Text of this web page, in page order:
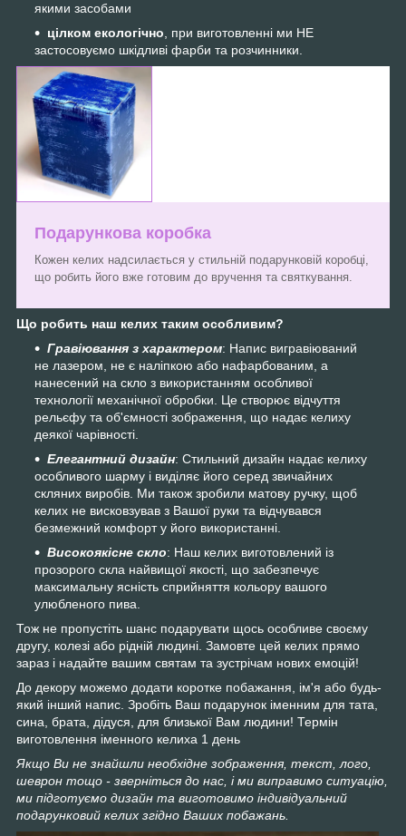
якими засобами
цілком екологічно, при виготовленні ми НЕ
застосовуємо шкідливі фарби та розчинники.
Подарункова коробка
Кожен келих надсилається у стильній подарунковій коробці,
що робить його вже готовим до вручення та святкування.
Що робить наш келих таким особливим?
Гравіювання з характером: Напис вигравіюваний
не лазером, не є наліпкою або нафарбованим, а
нанесений на скло з використанням особливої
технології механічної обробки. Це створює відчуття
рельєфу та об'ємності зображення, що надає келиху
деякої чарівності.
Елегантний дизайн: Стильний дизайн надає келиху
особливого шарму і виділяє його серед звичайних
скляних виробів. Ми також зробили матову ручку, щоб
келих не висковзував з Вашої руки та відчувався
безмежний комфорт у його використанні.
Високоякісне скло: Наш келих виготовлений із
прозорого скла найвищої якості, що забезпечує
максимальну ясність сприйняття кольору вашого
улюбленого пива.
Тож не пропустіть шанс подарувати щось особливе своєму
другу, колезі або рідній людині. Замовте цей келих прямо
зараз і надайте вашим святам та зустрічам нових емоцій!
До декору можемо додати коротке побажання, ім'я або будь-
який інший напис. Зробіть Ваш подарунок іменним для тата,
сина, брата, дідуся, для близької Вам людини! Термін
виготовлення іменного келиха 1 день
Якщо Ви не знайшли необхідне зображення, текст, лого,
шеврон тощо - зверніться до нас, і ми виправимо ситуацію,
ми підготуємо дизайн та виготовимо індивідуальний
подарунковий келих згідно Ваших побажань.